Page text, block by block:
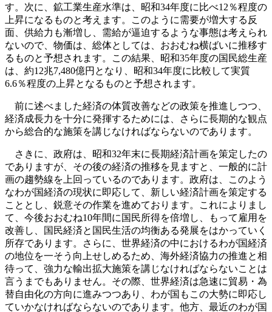
す。次に、鉱工業生産水準は、昭和34年度に比べ12％程度の
上昇になるものと考えます。このように需要が増大する反
面、供給力も漸増し、需給が逼迫するような事態は考えられ
ないので、物価は、総体としては、おおむね横ばいに推移す
るものと予想されます。この結果、昭和35年度の国民総生産
は、約12兆7,480億円となり、昭和34年度に比較して実質
6.6％程度の上昇となるものと予想されます。
前に述べました経済の体質改善などの政策を推進しつつ、
経済成長力を十分に発揮するためには、さらに長期的な観点
から総合的な施策を講じなければならないのであります。
さきに、政府は、昭和32年末に長期経済計画を策定したの
でありますが、その後の経済の推移を見ますと、一般的に計
画の趨勢線を上回っているのであります。政府は、このよう
なわが国経済の現状に即応して、新しい経済計画を策定する
こととし、鋭意その作業を進めております。これによりまし
て、今後おおむね10年間に国民所得を倍増し、もって雇用を
改善し、国民経済と国民生活の均衡ある発展をはかっていく
所存であります。さらに、世界経済の中におけるわが国経済
の地位を一そう向上せしめるため、海外経済協力の推進と相
待って、強力な輸出拡大施策を講じなければならないことは
言うまでもありません。その際、世界経済は急速に貿易・為
替自由化の方向に進みつつあり、わが国もこの大勢に即応し
ていかなければならないのであります。他方、最近のわが国